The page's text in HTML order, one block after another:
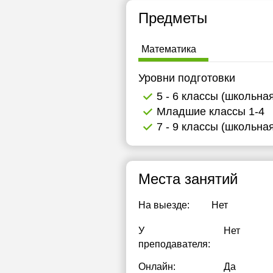
Предметы
Математика
Уровни подготовки
5 - 6 классы
Младшие классы 1-4
7 - 9 классы
Места занятий
На выезде: Нет
У
преподавателя:
Нет
Онлайн: Да
16:00
17:00
17:30
18:00
18:30
19:30
20:00